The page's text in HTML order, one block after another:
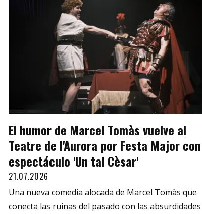
El humor de Marcel Tomàs vuelve al
Teatre de l'Aurora por Festa Major
espectáculo 'Un tal Cèsar'
21.07.2026
Una nueva comedia alocada de Marcel Tomàs que
conecta las ruinas del pasado con las